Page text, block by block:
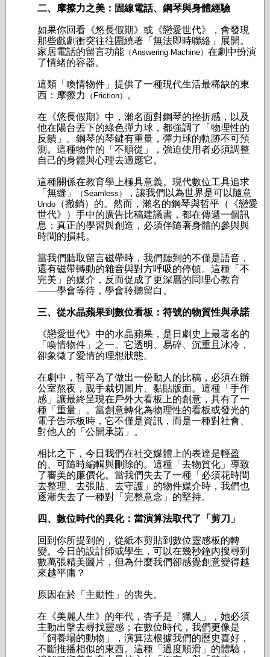
二、摩擦力之美：固線電話、鋼琴與身體經驗
如果你回看《悠長假期》或《戀愛世代》，會發現
那些戲劇衝突往往圍繞著「無法即時聯絡」展開。
家居電話的留言功能 （Answering Machine） 在劇中扮演
了情緒的容器。
這類「喚情物件」提供了一種現代生活最稀缺的東
西：摩擦力
（Friction） 。
在《悠長假期》中，瀨名面對鋼琴的挫折感，以及
他在陽台丟下的綠色彈力球，都強調了「物理性的
反饋」。鋼琴的琴鍵有重量，彈力球的軌跡不可預
測。這種物件的「不順從」，強迫使用者必須調整
自己的身體與心理去適應它。
這種關係在教育學上極具意義。現代數位工具追求
「無縫」
（Seamless） ，讓我們以為世界是可以隨意
Undo （撤銷）的。然而，瀨名的鋼琴與哲平 （《戀愛
世代》）手中的廣告比稿建議書，都在傳遞一個訊
息：真正的學習與創造，必須伴隨著身體的參與與
時間的損耗。
當我們聽取留言磁帶時，我們聽到的不僅是語音，
還有磁帶轉動的雜音與對方呼吸的停頓。這種「不
完美」的媒介，反而促成了更深層的同理心教育
——學會等待，學會聆聽留白。
三、從水晶蘋果到數位看板：符號的物質性與承諾
《戀愛世代》中的水晶蘋果，是日劇史上最著名的
「喚情物件」之一。它透明、易碎、沉重且冰冷，
卻象徵了愛情的理想狀態。
在劇中， 哲平為了做出一份動人的比稿，必須在辦
公室熬夜，親手裁切圖片、黏貼版面。這種「手作
感」讓最終呈現在戶外大看板上的創意，具有了一
種「重量」。當創意轉化為物理性的看板或發光的
電子告示板時，它不僅是資訊，而是一種對社會、
對他人的「公開承諾」。
相比之下，今日我們在社交媒體上的表達是輕盈
的、可隨時編輯與刪除的。這種「去物質化」導致
了審美的廉價化。當我們失去了一種「必須花時間
去整理、去張貼、去守護」的物件媒介時，我們也
逐漸失去了一種對「完整意念」的堅持。
四、數位時代的異化：當演算法取代了「剪刀」
回到你所提到的，從紙本剪貼到數位靈感板的轉
變。今日的設計師或學生，可以在幾秒鐘內搜尋到
數萬張精美圖片，但為什麼我們卻感覺創意變得越
來越平庸？
原因在於「主動性」的喪失。
在《美麗人生》的年代，杏子是「獵人」，她必須
主動出擊去尋找靈感；在數位時代，我們更像是
「飼養場的動物」，演算法根據我們的歷史喜好，
不斷推播相似的東西。這種「過度順滑」的體驗，